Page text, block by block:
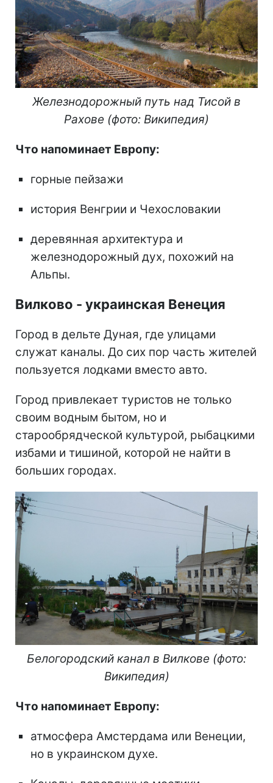
Железнодорожный путь над Тисой в
Рахове (фото: Википедия)
Что напоминает Европу:
горные пейзажи
история Венгрии и Чехословакии
деревянная архитектура и
железнодорожный дух, похожий на
Альпы.
Вилково - украинская Венеция
Город в дельте Дуная, где улицами
служат каналы. До сих пор часть жителей
пользуется лодками вместо авто.
Город привлекает туристов не только
своим водным бытом, но и
старообрядческой культурой, рыбацкими
избами и тишиной, которой не найти в
больших городах.
Белогородский канал в Вилкове (фото:
Википедия)
Что напоминает Европу:
атмосфера Амстердама или Венеции,
но в украинском духе.